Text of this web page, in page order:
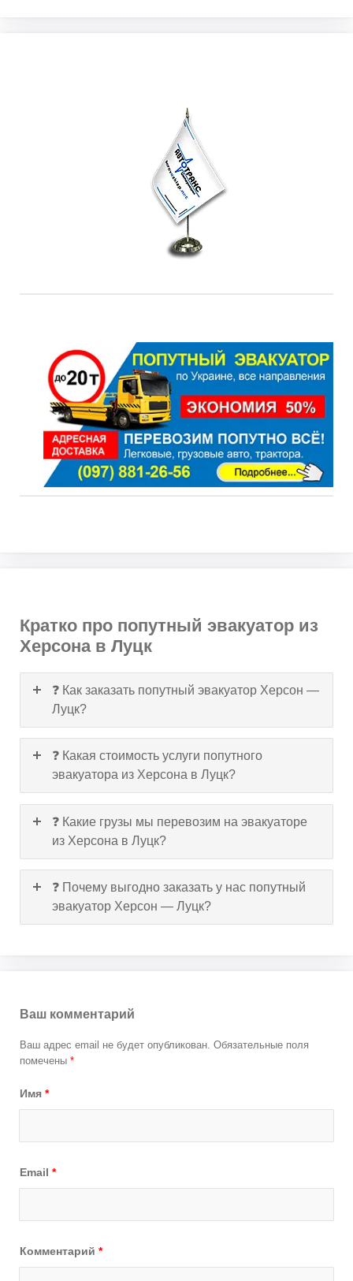
Кратко про попутный эвакуатор из
Херсона в Луцк
❓ Как заказать попутный эвакуатор Херсон —
Луцк?
❓ Какая стоимость услуги попутного
эвакуатора из Херсона в Луцк?
❓ Какие грузы мы перевозим на эвакуаторе
из Херсона в Луцк?
❓ Почему выгодно заказать у нас попутный
эвакуатор Херсон — Луцк?
Ваш комментарий
Ваш адрес email не будет опубликован. Обязательные поля
помечены *
Имя *
Email *
Комментарий *